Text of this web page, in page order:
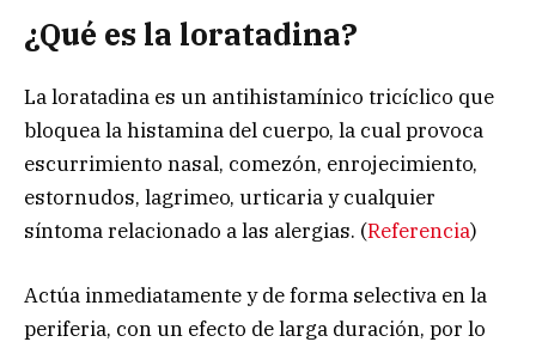
¿Qué es la loratadina?
La loratadina es un antihistamínico tricíclico que
bloquea la histamina del cuerpo, la cual provoca
escurrimiento nasal, comezón, enrojecimiento,
estornudos, lagrimeo, urticaria y cualquier
síntoma relacionado a las alergias. (Referencia)
Actúa inmediatamente y de forma selectiva en la
periferia, con un efecto de larga duración, por lo